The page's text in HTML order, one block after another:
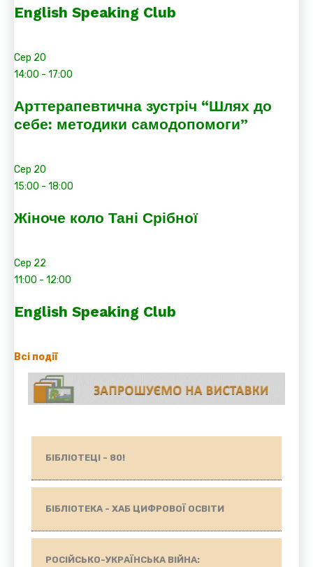
English Speaking Club
Сер 20
14:00 - 17:00
Арттерапевтична зустріч “Шлях до
себе: методики самодопомоги”
Сер 20
15:00 - 18:00
Жіноче коло Тані Срібної
Сер 22
11:00 - 12:00
English Speaking Club
Всі події
БІБЛІОТЕЦІ - 80!
БІБЛІОТЕКА - ХАБ ЦИФРОВОЇ ОСВІТИ
РОСІЙСЬКО-УКРАЇНСЬКА ВІЙНА: